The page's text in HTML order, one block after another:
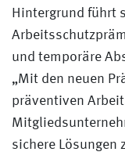
Hintergrund führt
und temporäre
„Mit den neuen
präventiven
sichere Lösungen